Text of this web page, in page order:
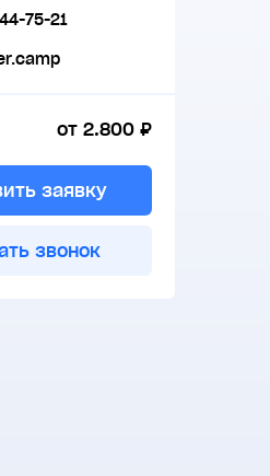
75-21
от 2.800 ₽
заявку
звонок